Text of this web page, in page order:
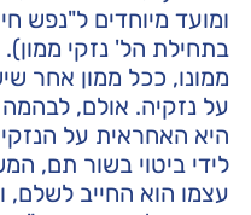
ומועד מיוחדים ל"נפש
בתחילת הל' נזקי
ממונו, ככל ממון אחר
על נזקיה. אולם, לבהמה
היא האחראית על
לידי ביטוי בשור תם,
עצמו הוא החייב לשלם,